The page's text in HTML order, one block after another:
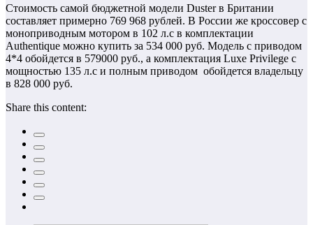
Стоимость самой бюджетной модели Duster в Британии
составляет примерно 769 968 рублей. В России же кроссовер с
моноприводным мотором в 102 л.с в комплектации
Authentique можно купить за 534 000 руб. Модель с приводом
4*4 обойдется в 579000 руб., а комплектация Luxe Privilege с
мощностью 135 л.с и полным приводом обойдется владельцу
в 828 000 руб.
Share this content: